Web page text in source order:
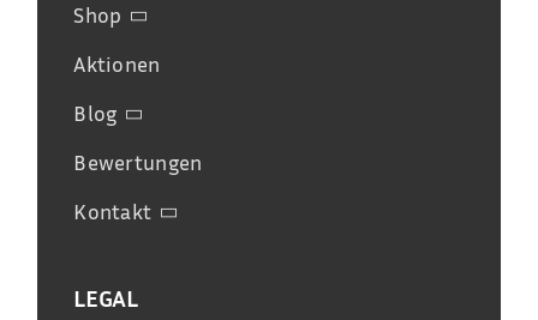
Shop
Aktionen
Blog
Bewertungen
Kontakt
LEGAL